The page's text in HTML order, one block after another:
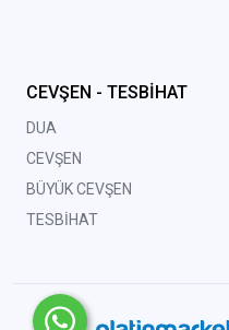
CEVŞEN - TESBİHAT
DUA
CEVŞEN
BÜYÜK CEVŞEN
TESBİHAT